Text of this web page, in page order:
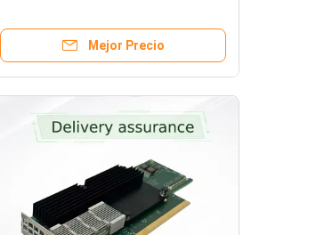
Mejor Precio